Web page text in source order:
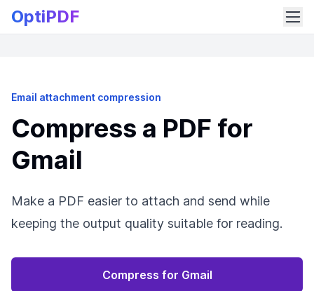
OptiPDF
Email attachment compression
Compress a PDF for
Gmail
Make a PDF easier to attach and send while
keeping the output quality suitable for reading.
Compress for Gmail